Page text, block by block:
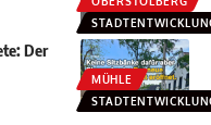
MÜHLE
Der